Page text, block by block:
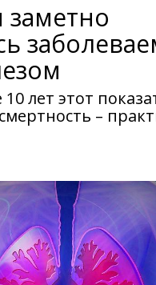
заметно
лет этот
–